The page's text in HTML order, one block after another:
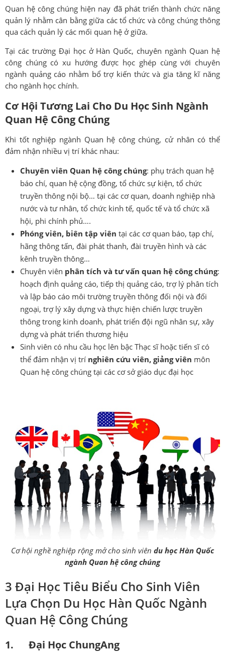
Quan hệ công chúng hiện nay đã phát triển thành chức năng
quản lý nhằm cân bằng giữa các tổ chức và công chúng thông
qua cách quản lý các mối quan hệ ở giữa.
Tại các trường Đại học ở Hàn Quốc, chuyên ngành Quan hệ
công chúng có xu hướng được học ghép cùng với chuyên
ngành quảng cáo nhằm bổ trợ kiến thức và gia tăng kĩ năng
cho ngành học chính.
Cơ Hội Tương Lai Cho Du Học Sinh Ngành
Quan Hệ Công Chúng
Khi tốt nghiệp ngành Quan hệ công chúng, cử nhân có thể
đảm nhận nhiều vị trí khác nhau:
Chuyên viên Quan hệ công chúng: phụ trách quan hệ
báo chí, quan hệ cộng đồng, tổ chức sự kiện, tổ chức
truyền thông nội bộ… tại các cơ quan, doanh nghiệp nhà
nước và tư nhân, tổ chức kinh tế, quốc tế và tổ chức xã
hội, phi chính phủ….
Phóng viên, biên tập viên tại các cơ quan báo, tạp chí,
hãng thông tấn, đài phát thanh, đài truyền hình và các
kênh truyền thông…
Chuyên viên phân tích và tư vấn quan hệ công chúng:
hoạch định quảng cáo, tiếp thị quảng cáo, trợ lý phân tích
và lập báo cáo môi trường truyền thông đối nội và đối
ngoại, trợ lý xây dựng và thực hiện chiến lược truyền
thông trong kinh doanh, phát triển đội ngũ nhân sự, xây
dựng và phát triển thương hiệu
Sinh viên có nhu cầu học lên bậc Thạc sĩ hoặc tiến sĩ có
thể đảm nhận vị trí nghiên cứu viên, giảng viên môn
Quan hệ công chúng tại các cơ sở giáo dục đại học
Cơ hội nghề nghiệp rộng mở cho sinh viên du học Hàn Quốc
ngành Quan hệ công chúng
3 Đại Học Tiêu Biểu Cho Sinh Viên
Lựa Chọn Du Học Hàn Quốc Ngành
Quan Hệ Công Chúng
1. Đại Học ChungAng